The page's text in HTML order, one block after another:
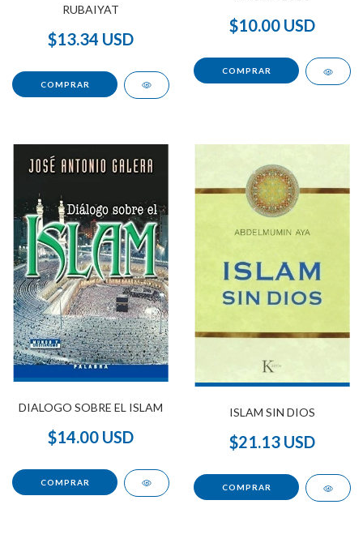
RUBAIYAT
$13.34 USD
$10.00 USD
DIALOGO SOBRE EL ISLAM
$14.00 USD
ISLAM SIN DIOS
$21.13 USD